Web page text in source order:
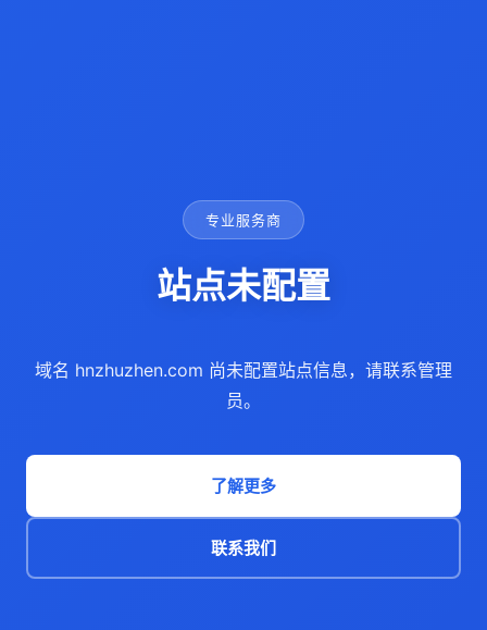
专业服务商
站点未配置
域名 hnzhuzhen.com 尚未配置站点信息，请联系管理
员。
了解更多
联系我们